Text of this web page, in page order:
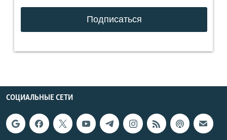
СОЦИАЛЬНЫЕ СЕТИ